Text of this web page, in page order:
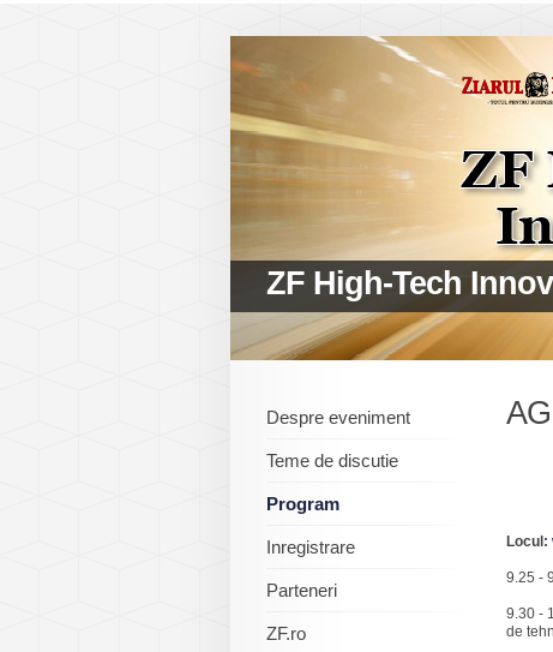
ZF High-Tech
Despre eveniment
Teme de discutie
Program
Inregistrare
Parteneri
ZF.ro
Locul:
9.25 -
9.30 -
de